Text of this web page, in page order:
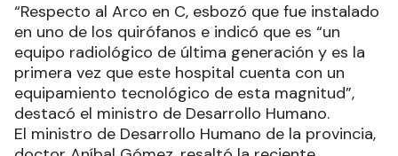
“Respecto al Arco en C, esbozó que fue instalado
en uno de los quirófanos e indicó que es “un
equipo radiológico de última generación y es la
primera vez que este hospital cuenta con un
equipamiento tecnológico de esta magnitud”,
destacó el ministro de Desarrollo Humano.
El ministro de Desarrollo Humano de la provincia,